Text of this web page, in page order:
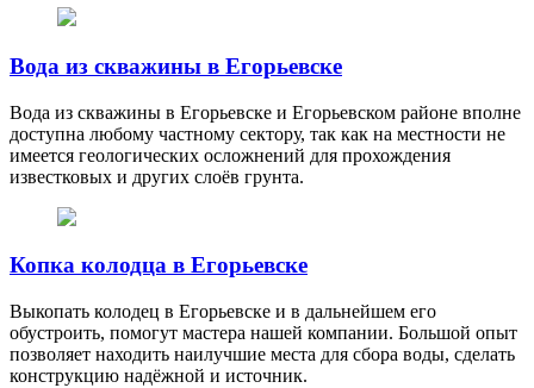
Вода из скважины в Егорьевске
Вода из скважины в Егорьевске и Егорьевском районе вполне
доступна любому частному сектору, так как на местности не
имеется геологических осложнений для прохождения
известковых и других слоёв грунта.
Копка колодца в Егорьевске
Выкопать колодец в Егорьевске и в дальнейшем его
обустроить, помогут мастера нашей компании. Большой опыт
позволяет находить наилучшие места для сбора воды, сделать
конструкцию надёжной и источник.